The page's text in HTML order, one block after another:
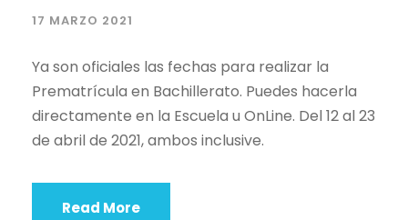
17 MARZO 2021
Ya son oficiales las fechas para realizar la
Prematrícula en Bachillerato. Puedes hacerla
directamente en la Escuela u OnLine. Del 12 al 23
de abril de 2021, ambos inclusive.
Read More